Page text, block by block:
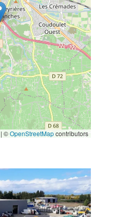
| ©OpenStreetMapcontributors